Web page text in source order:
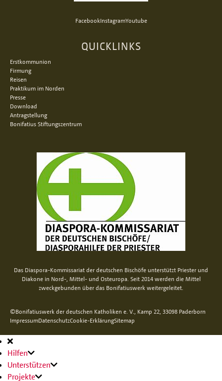
FacebookInstagramYoutube
QUICKLINKS
Erstkommunion
Firmung
Reisen
Praktikum im Norden
Presse
Download
Antragstellung
Bonifatius Stiftungszentrum
Das Diaspora-Kommissariat der deutschen Bischöfe unterstützt Priester und
Diakone in Nord-, Mittel- und Osteuropa. Seit 2014 werden die Mittel
zweckgebunden über das Bonifatiuswerk weitergeleitet.
©Bonifatiuswerk der deutschen Katholiken e. V., Kamp 22, 33098 Paderborn
ImpressumDatenschutzCookie-ErklärungSitemap
Hauptnavigation
Hilfen
Unterstützen
Projekte